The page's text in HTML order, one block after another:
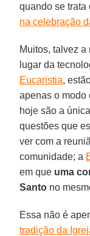
quando se
na celebração
Muitos, talvez
lugar da
Eucaristia,
apenas o modo
hoje são a
questões que
ver com a
comunidade; a
em que uma
Santo no
Essa não é
tradição da